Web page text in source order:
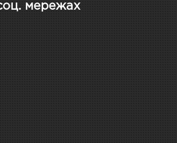
мережах